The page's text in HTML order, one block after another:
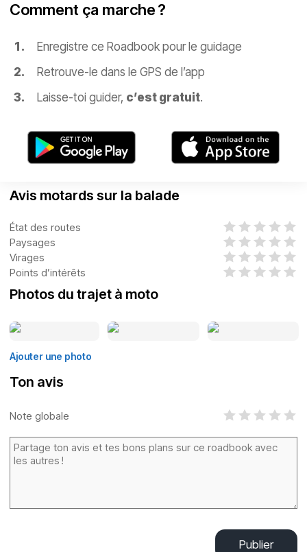
Comment ça marche ?
Enregistre ce Roadbook pour le guidage
Retrouve-le dans le GPS de l’app
Laisse-toi guider, c’est gratuit.
Avis motards sur la balade
État des routes
Paysages
Virages
Points d’intérêts
Photos du trajet à moto
Ajouter une photo
Ton avis
Note globale
Publier